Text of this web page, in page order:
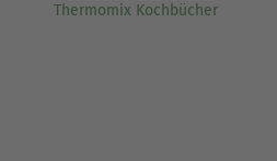
Thermomix Kochbücher